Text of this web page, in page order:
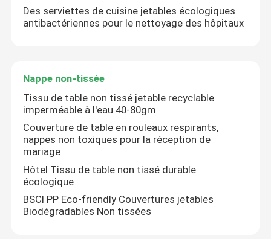
Des serviettes de cuisine jetables écologiques
antibactériennes pour le nettoyage des hôpitaux
Nappe non-tissée
Tissu de table non tissé jetable recyclable
imperméable à l'eau 40-80gm
Couverture de table en rouleaux respirants,
nappes non toxiques pour la réception de
mariage
Hôtel Tissu de table non tissé durable
écologique
BSCI PP Eco-friendly Couvertures jetables
Biodégradables Non tissées